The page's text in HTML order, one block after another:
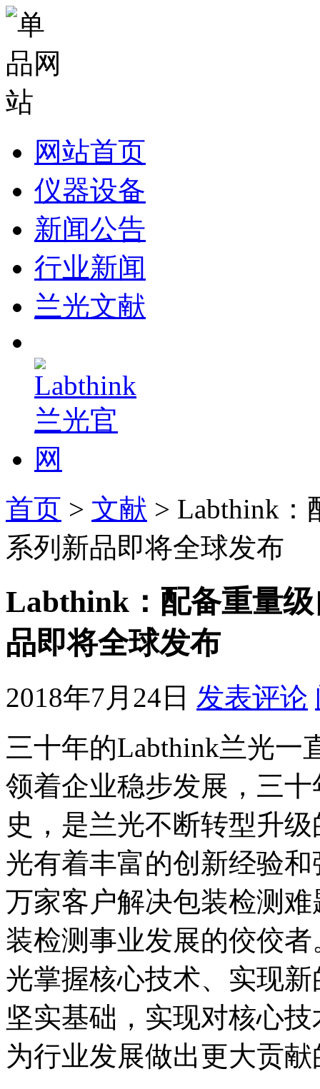
网站首页
仪器设备
新闻公告
行业新闻
兰光文献
首页 > 文献 > Labthink：
系列新品即将全球发布
Labthink：配备重量
品即将全球发布
2018年7月24日 发表评论
三十年的Labthink兰光一
领着企业稳步发展，三
史，是兰光不断转型升
光有着丰富的创新经验
万家客户解决包装检测
装检测事业发展的佼佼
光掌握核心技术、实现
坚实基础，实现对核心
为行业发展做出更大贡